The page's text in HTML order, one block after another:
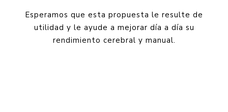
Esperamos que esta propuesta le resulte de
utilidad y le ayude a mejorar día a día su
rendimiento cerebral y manual.